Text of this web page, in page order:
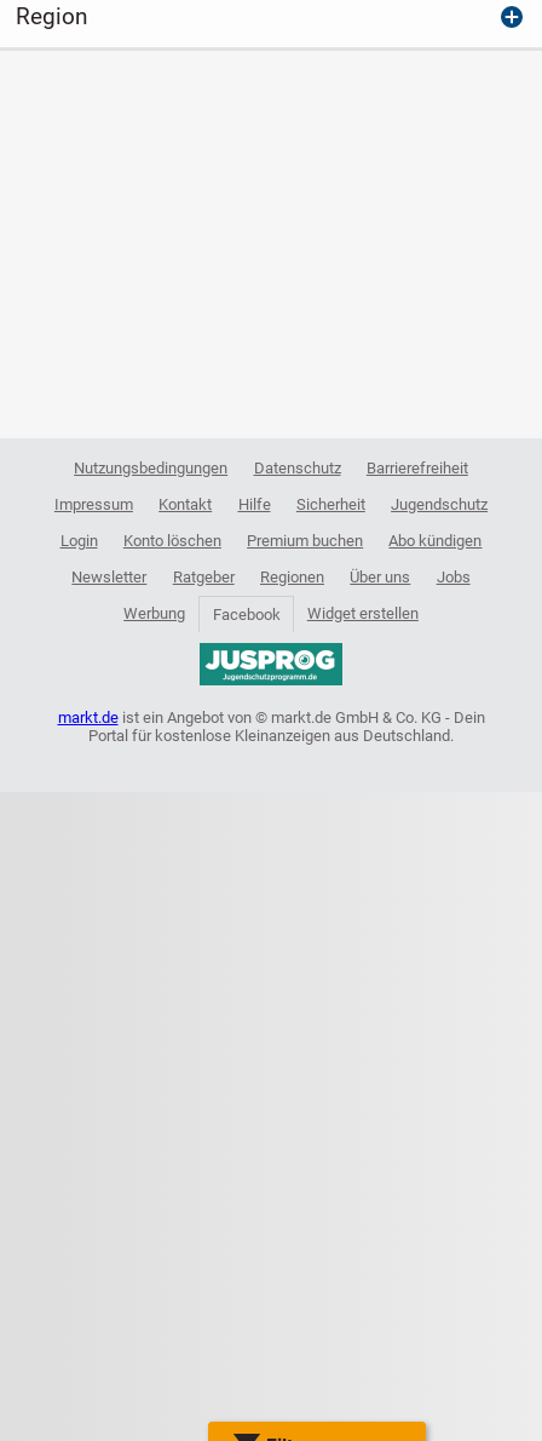
Region
Nutzungsbedingungen Datenschutz
Barrierefreiheit
Impressum
Kontakt Hilfe Sicherheit
Jugendschutz
Login
Konto löschen Premium buchen
Abo kündigen
Newsletter
Ratgeber Regionen Über uns
Jobs
Werbung
Facebook Widget erstellen
markt.deist ein Angebot von © markt.de GmbH & Co. KG - Dein
Portal für kostenlose Kleinanzeigen aus Deutschland.